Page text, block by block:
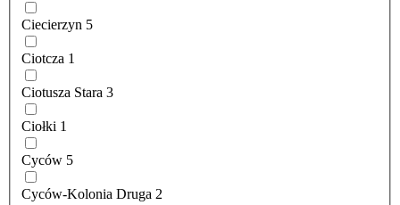
Ciecierzyn 5
Ciotcza 1
Ciotusza Stara 3
Ciołki 1
Cyców 5
Cyców-Kolonia Druga 2